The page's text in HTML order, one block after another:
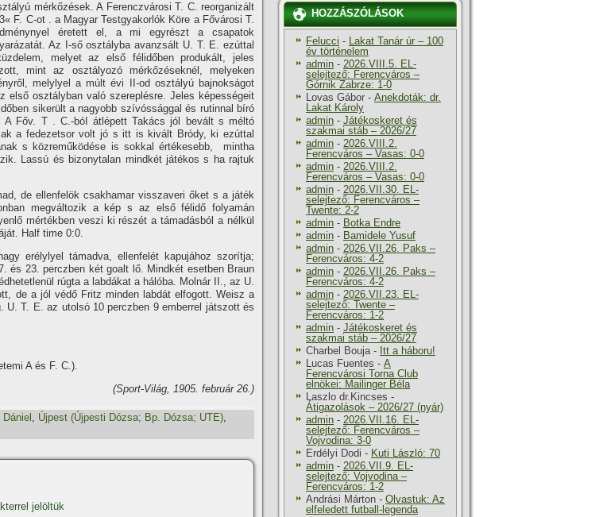
mérkőzések. A Ferenczvárosi T. C. reorganizált
F. C-ot . a Magyar Testgyakorlók Köre a Fővárosi T.
éretett el, a mi egyrészt a csapatok
Az I-ső osztályba avanzsált U. T. E. ezúttal
melyet az első félidőben produkált, jeles
mint az osztályozó mérkőzéseknél, melyeken
melylyel a múlt évi II-od osztályú bajnokságot
osztályban való szereplésre. Jeles képességeit
sikerült a nagyobb szí­vóssággal és rutinnal bí­ró
Főv. T . C.-bóI átlépett Takács jól bevált s méltó
a fedezetsor volt jó s itt is kivált Bródy, ki ezúttal
s közreműködése is sokkal értékesebb, mintha
Lassú és bizonytalan mindkét játékos s ha rajtuk
de ellenfelök csakhamar visszaveri őket s a játék
megváltozik a kép s az első félidő folyamán
mértékben veszi ki részét a támadásból a nélkül
Half time 0:0.
erélylyel támadva, ellenfelét kapujához szorí­tja;
és 23. perczben két goalt lő. Mindkét esetben Braun
rúgta a labdákat a hálóba. Molnár II., az U.
de a jól védő Fritz minden labdát elfogott. Weisz a
T. E. az utolsó 10 perczben 9 emberrel játszott és
A és F. C.).
(Sport-Világ, 1905. február 26.)
, Újpest (Újpesti Dózsa; Bp. Dózsa; UTE),
jelöltük
HOZZÁSZÓLÁSOK
Felucci - Lakat Tanár úr – 100
év történelem
admin - 2026.VIII.5. EL-
selejtező: Ferencváros –
Górnik Zabrze: 1-0
Lovas Gábor - Anekdoták: dr.
Lakat Károly
admin - Játékoskeret és
szakmai stáb – 2026/27
admin - 2026.VIII.2.
Ferencváros – Vasas: 0-0
admin - 2026.VIII.2.
Ferencváros – Vasas: 0-0
admin - 2026.VII.30. EL-
selejtező: Ferencváros –
Twente: 2-2
admin - Botka Endre
admin - Bamidele Yusuf
admin - 2026.VII.26. Paks –
Ferencváros: 4-2
admin - 2026.VII.26. Paks –
Ferencváros: 4-2
admin - 2026.VII.23. EL-
selejtező: Twente –
Ferencváros: 1-2
admin - Játékoskeret és
szakmai stáb – 2026/27
Charbel Bouja- Itt a háboru!
Lucas Fuentes - A
Ferencvárosi Torna Club
elnökei: Mailinger Béla
Laszlo dr.Kincses -
Átigazolások – 2026/27 (nyár)
admin - 2026.VII.16. EL-
selejtező: Ferencváros –
Vojvodina: 3-0
Erdélyi Dodi - Kuti László: 70
admin - 2026.VII.9. EL-
selejtező: Vojvodina –
Ferencváros: 1-2
Andrási Márton - Olvastuk: Az
elfeledett futball-legenda